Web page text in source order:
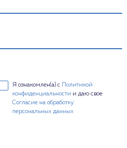
Я ознакомлен(а) с
Политикой
конфиденциальности и даю свое
Согласие на обработку
персональных данных